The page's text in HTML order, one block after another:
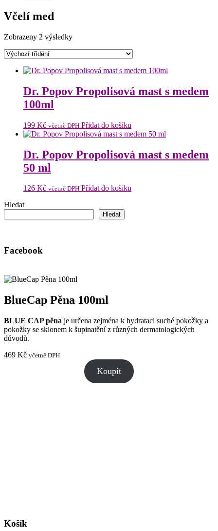
Včelí med
Zobrazeny 2 výsledky
Dr. Popov Propolisová mast s medem
100ml
199 Kč včetně DPH Přidat do košíku
Dr. Popov Propolisová mast s medem
50 ml
126 Kč včetně DPH Přidat do košíku
Hledat
Hledat
Facebook
BlueCap Pěna 100ml
BLUE CAP pěna je určena zejména k hydrataci suché pokožky a
pokožky se sklonem k šupinatění z různých dermatologických
důvodů.
469 Kč včetně DPH
Koupit
Košík